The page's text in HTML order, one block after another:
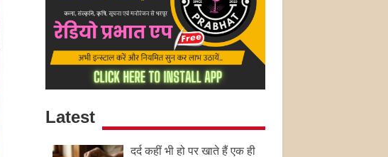
Latest
दर्द कहीं भी हो पर खाते हैं एक ही